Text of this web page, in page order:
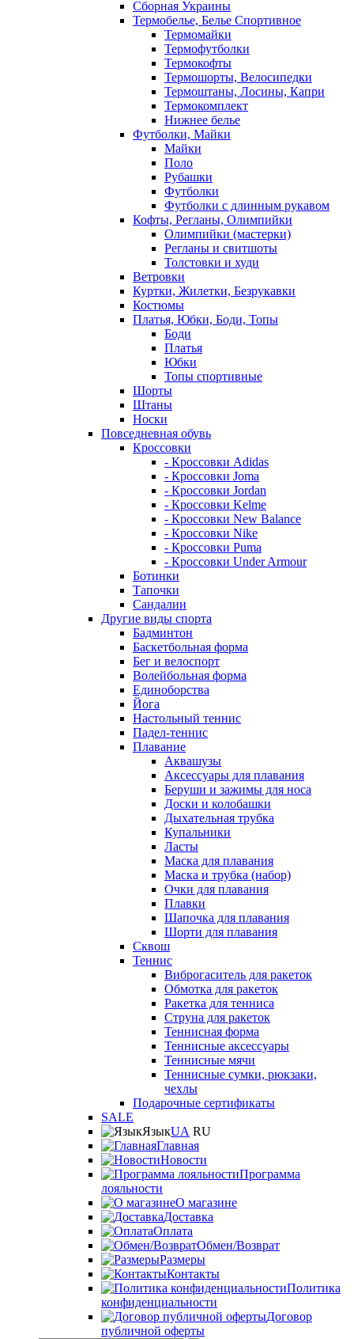
Сборная Украины
Термобелье, Белье Спортивное
Термомайки
Термофутболки
Термокофты
Термошорты, Велосипедки
Термоштаны, Лосины, Капри
Термокомплект
Нижнее белье
Футболки, Майки
Майки
Поло
Рубашки
Футболки
Футболки с длинным рукавом
Кофты, Регланы, Олимпийки
Олимпийки (мастерки)
Регланы и свитшоты
Толстовки и худи
Ветровки
Куртки, Жилетки, Безрукавки
Костюмы
Платья, Юбки, Боди, Топы
Боди
Платья
Юбки
Топы спортивные
Шорты
Штаны
Носки
Повседневная обувь
Кроссовки
- Кроссовки Adidas
- Кроссовки Joma
- Кроссовки Jordan
- Кроссовки Kelme
- Кроссовки New Balance
- Кроссовки Nike
- Кроссовки Puma
- Кроссовки Under Armour
Ботинки
Тапочки
Сандалии
Другие виды спорта
Бадминтон
Баскетбольная форма
Бег и велоспорт
Волейбольная форма
Единоборства
Йога
Настольный теннис
Падел-теннис
Плавание
Аквашузы
Аксессуары для плавания
Беруши и зажимы для носа
Доски и колобашки
Дыхательная трубка
Купальники
Ласты
Маска для плавания
Маска и трубка (набор)
Очки для плавания
Плавки
Шапочка для плавания
Шорти для плавания
Сквош
Теннис
Виброгаситель для ракеток
Обмотка для ракеток
Ракетка для тенниса
Струна для ракеток
Теннисная форма
Теннисные аксессуары
Теннисные мячи
Теннисные сумки, рюкзаки,
чехлы
Подарочные сертификаты
SALE
ЯзыкUA RU
Главная
Новости
Программа
лояльности
О магазине
Доставка
Оплата
Обмен/Возврат
Размеры
Контакты
Политика
конфиденциальности
Договор
публичной оферты